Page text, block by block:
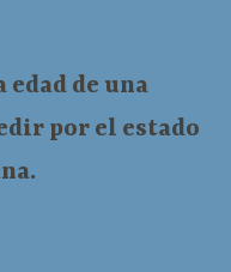
edad de una
por el estado